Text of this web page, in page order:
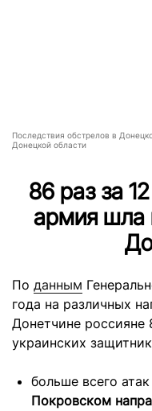
Последствия обстрелов в
Донецкой области
86 раз за
армия шла
По данным
года на различных
Донетчине
украинских
больше всего
Покровском